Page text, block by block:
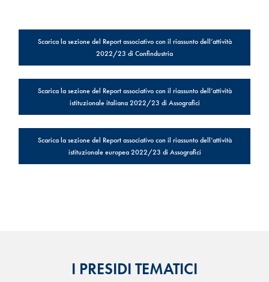
Scarica la sezione del Report associativo con il riassunto dell’attività
2022/23 di Confindustria
Scarica la sezione del Report associativo con il riassunto dell’attività
istituzionale italiana 2022/23 di Assografici
Scarica la sezione del Report associativo con il riassunto dell’attività
istituzionale europea 2022/23 di Assografici
I PRESIDI TEMATICI